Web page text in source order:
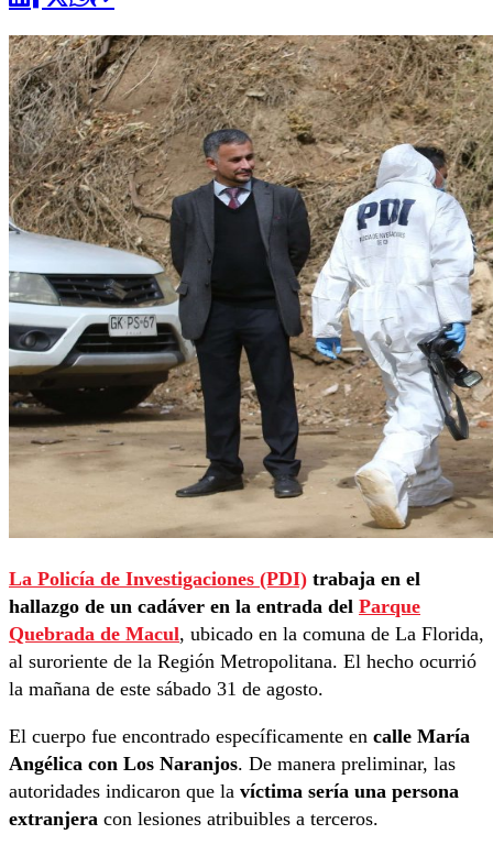
La Policía de Investigaciones (PDI) trabaja en el
hallazgo de un cadáver en la entrada del Parque
Quebrada de Macul, ubicado en la comuna de La Florida,
al suroriente de la Región Metropolitana. El hecho ocurrió
la mañana de este sábado 31 de agosto.
El cuerpo fue encontrado específicamente en calle María
Angélica con Los Naranjos. De manera preliminar, las
autoridades indicaron que la víctima sería una persona
extranjera con lesiones atribuibles a terceros.